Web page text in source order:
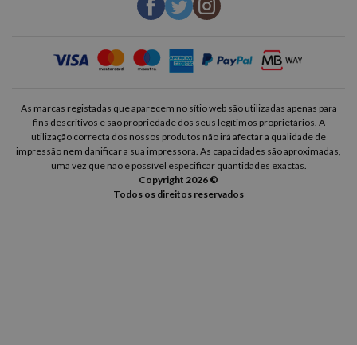
As marcas registadas que aparecem no sítio web são utilizadas apenas para
fins descritivos e são propriedade dos seus legítimos proprietários. A
utilização correcta dos nossos produtos não irá afectar a qualidade de
impressão nem danificar a sua impressora. As capacidades são aproximadas,
uma vez que não é possível especificar quantidades exactas.
Copyright 2026 ©
Todos os direitos reservados